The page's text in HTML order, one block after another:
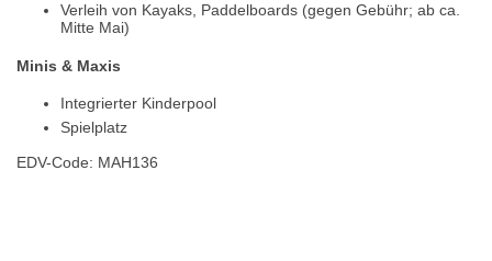
Verleih von Kayaks, Paddelboards (gegen Gebühr; ab ca.
Mitte Mai)
Minis & Maxis
Integrierter Kinderpool
Spielplatz
EDV-Code: MAH136